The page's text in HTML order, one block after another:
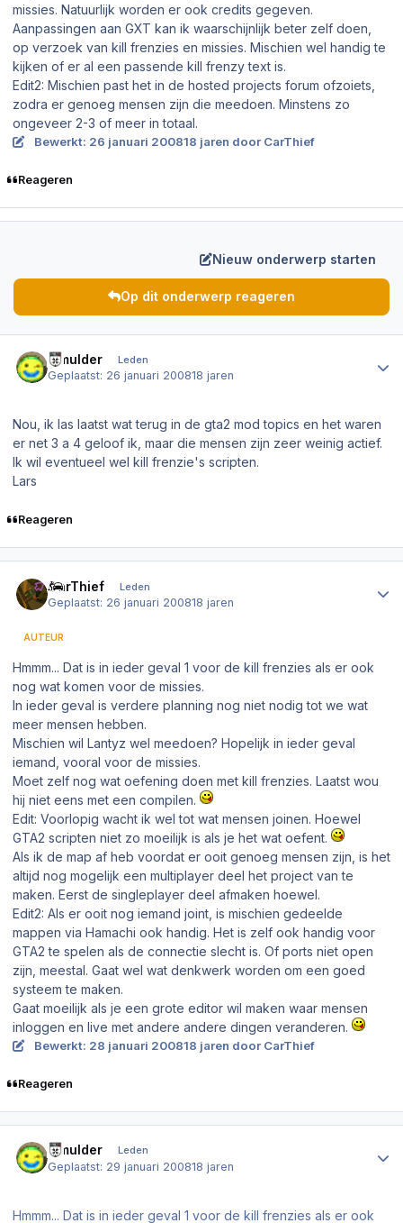
missies. Natuurlijk worden er ook credits gegeven.
Aanpassingen aan GXT kan ik waarschijnlijk beter zelf doen,
op verzoek van kill frenzies en missies. Mischien wel handig te
kijken of er al een passende kill frenzy text is.
Edit2: Mischien past het in de hosted projects forum ofzoiets,
zodra er genoeg mensen zijn die meedoen. Minstens zo
ongeveer 2-3 of meer in totaal.
Bewerkt: 26 januari 200818 jaren door CarThief
Reageren
Nieuw onderwerp starten
Op dit onderwerp reageren
ll.mulder Leden
Geplaatst: 26 januari 200818 jaren
Nou, ik las laatst wat terug in de gta2 mod topics en het waren
er net 3 a 4 geloof ik, maar die mensen zijn zeer weinig actief.
Ik wil eventueel wel kill frenzie's scripten.
Lars
Reageren
CarThief Leden
Geplaatst: 26 januari 200818 jaren
AUTEUR
Hmmm... Dat is in ieder geval 1 voor de kill frenzies als er ook
nog wat komen voor de missies.
In ieder geval is verdere planning nog niet nodig tot we wat
meer mensen hebben.
Mischien wil Lantyz wel meedoen? Hopelijk in ieder geval
iemand, vooral voor de missies.
Moet zelf nog wat oefening doen met kill frenzies. Laatst wou
hij niet eens met een compilen.
Edit: Voorlopig wacht ik wel tot wat mensen joinen. Hoewel
GTA2 scripten niet zo moeilijk is als je het wat oefent.
Als ik de map af heb voordat er ooit genoeg mensen zijn, is het
altijd nog mogelijk een multiplayer deel het project van te
maken. Eerst de singleplayer deel afmaken hoewel.
Edit2: Als er ooit nog iemand joint, is mischien gedeelde
mappen via Hamachi ook handig. Het is zelf ook handig voor
GTA2 te spelen als de connectie slecht is. Of ports niet open
zijn, meestal. Gaat wel wat denkwerk worden om een goed
systeem te maken.
Gaat moeilijk als je een grote editor wil maken waar mensen
inloggen en live met andere andere dingen veranderen.
Bewerkt: 28 januari 200818 jaren door CarThief
Reageren
ll.mulder Leden
Geplaatst: 29 januari 200818 jaren
Hmmm... Dat is in ieder geval 1 voor de kill frenzies als er ook